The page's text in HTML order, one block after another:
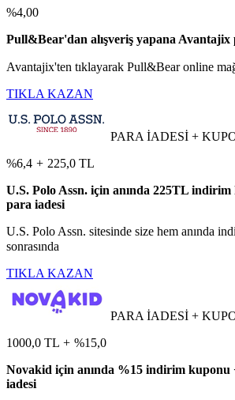
%4,00
Pull&Bear'dan alışveriş yapana
Avantajix'ten tıklayarak Pull&Bear online
TIKLA KAZAN
PARA İADESİ +
%6,4 + 225,0 TL
U.S. Polo Assn. için anında 225TL
para iadesi
U.S. Polo Assn. sitesinde size hem anında
sonrasında
TIKLA KAZAN
PARA İADESİ +
1000,0 TL + %15,0
Novakid için anında %15 indirim kuponu
iadesi